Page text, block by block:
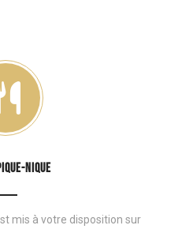
NIQUE
mis à votre disposition sur